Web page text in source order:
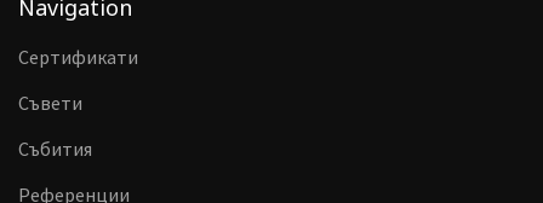
Navigation
Сертификати
Съвети
Събития
Референции